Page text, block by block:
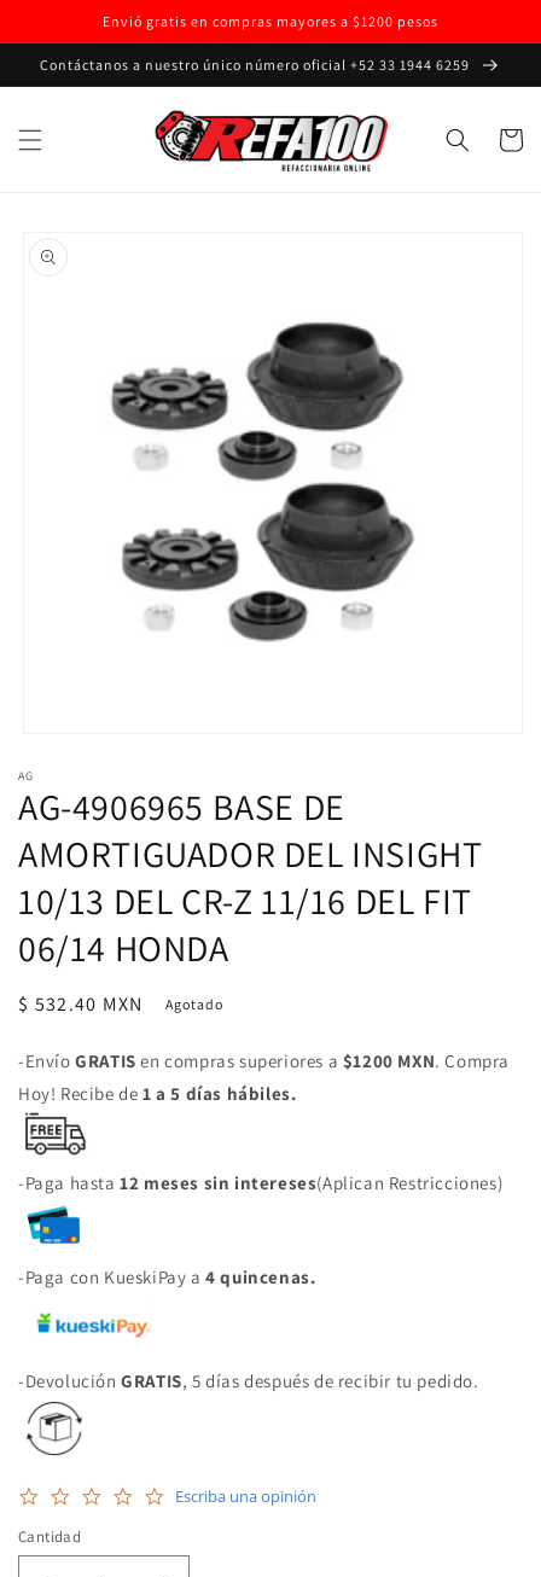
directamente
al contenido
Envió gratis en compras mayores a $1200 pesos
Contáctanos a nuestro único número oficial +52 33 1944 6259
Carrito
a la
información
multimedia
1
en
ventana
modal
AG
AG-4906965 BASE DE
AMORTIGUADOR DEL INSIGHT
10/13 DEL CR-Z 11/16 DEL FIT
06/14 HONDA
Precio
$ 532.40 MXN Agotado
-EnvíoGRATIS en compras superiores a $1200 MXN. Compra
Hoy! Recibe de 1 a 5 días hábiles.
-Paga hasta12 meses sin intereses(Aplican Restricciones)
-Paga con KueskiPay a4 quincenas.
-DevoluciónGRATIS, 5 días después de recibir tu pedido.
0.0
Escriba una opinión
Cantidad